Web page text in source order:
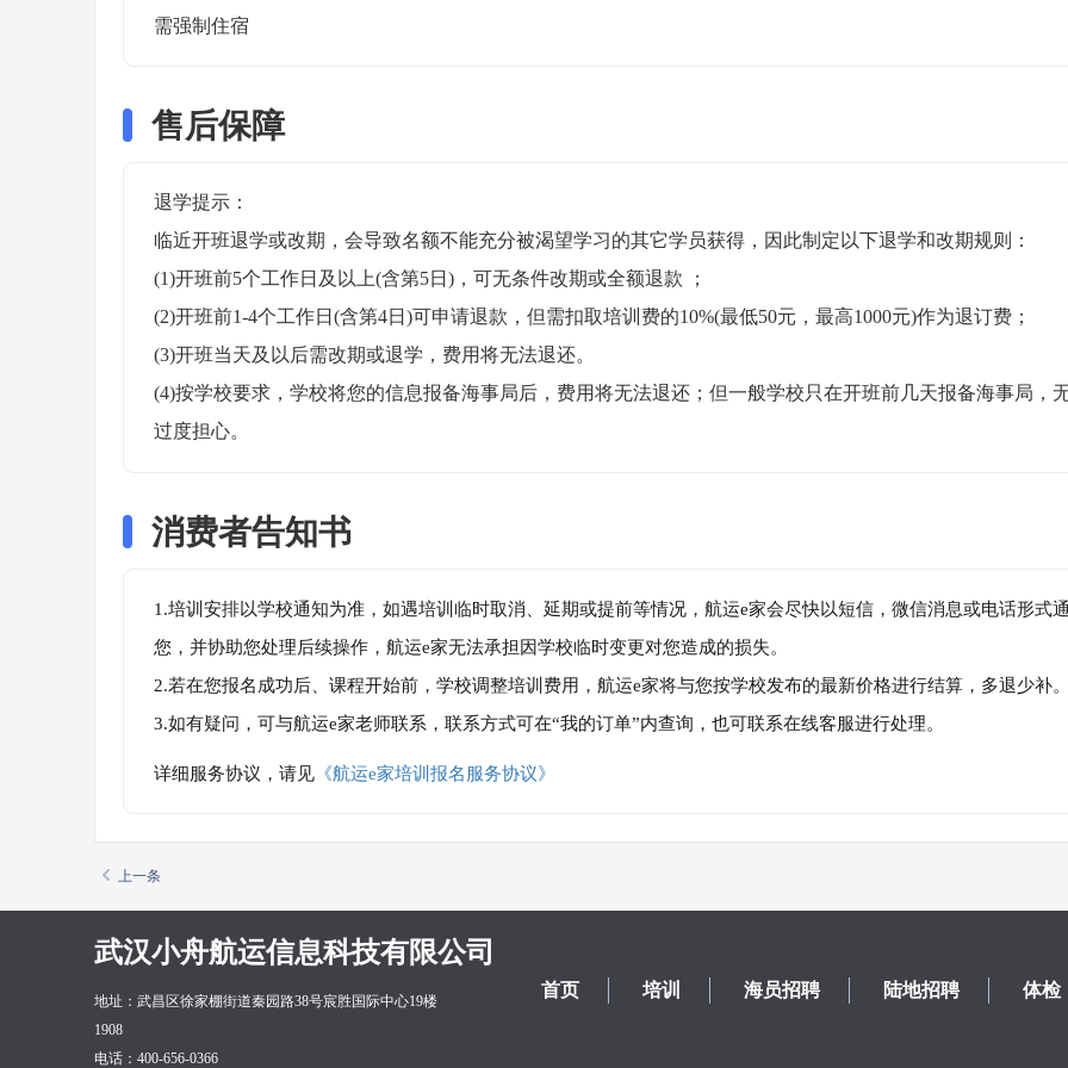
需强制住宿
售后保障
退学提示：
临近开班退学或改期，会导致名额不能充分被渴望学习的其它学员获得，因此制定以下退学和改期规则：
(1)开班前5个工作日及以上(含第5日)，可无条件改期或全额退款 ；
(2)开班前1-4个工作日(含第4日)可申请退款，但需扣取培训费的10%(最低50元，最高1000元)作为退订费；
(3)开班当天及以后需改期或退学，费用将无法退还。
(4)按学校要求，学校将您的信息报备海事局后，费用将无法退还；但一般学校只在开班前几天报备海事局，
过度担心。
消费者告知书
1.培训安排以学校通知为准，如遇培训临时取消、延期或提前等情况，航运e家会尽快以短信，微信消息或电话形式
您，并协助您处理后续操作，航运e家无法承担因学校临时变更对您造成的损失。
2.若在您报名成功后、课程开始前，学校调整培训费用，航运e家将与您按学校发布的最新价格进行结算，多退少补
3.如有疑问，可与航运e家老师联系，联系方式可在“我的订单”内查询，也可联系在线客服进行处理。
详细服务协议，请见 《航运e家培训报名服务协议》
上一条
武汉小舟航运信息科技有限公司
首页 培训 海员招聘 陆地招聘 体检
地址：武昌区徐家棚街道秦园路38号宸胜国际中心19楼
1908
电话：400-656-0366